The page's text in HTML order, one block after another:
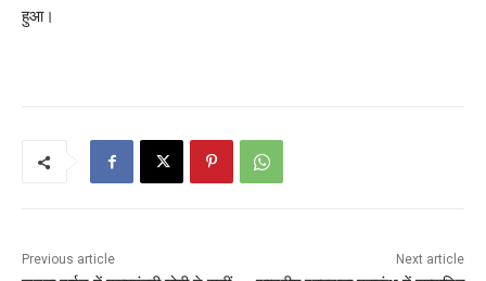
हुआ।
Previous article Next article